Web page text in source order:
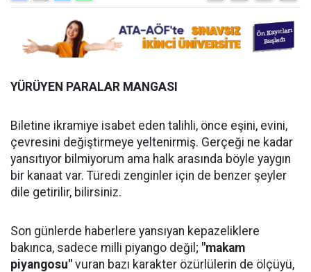
YÜRÜYEN PARALAR MANGASI
Biletine ikramiye isabet eden talihli, önce eşini, evini,
çevresini değiştirmeye yeltenirmiş. Gerçeği ne kadar
yansıtıyor bilmiyorum ama halk arasında böyle yaygın
bir kanaat var. Türedi zenginler için de benzer şeyler
dile getirilir, bilirsiniz.
Son günlerde haberlere yansıyan kepazeliklere
bakınca, sadece milli piyango değil; "makam
piyangosu" vuran bazı karakter özürlülerin de ölçüyü,